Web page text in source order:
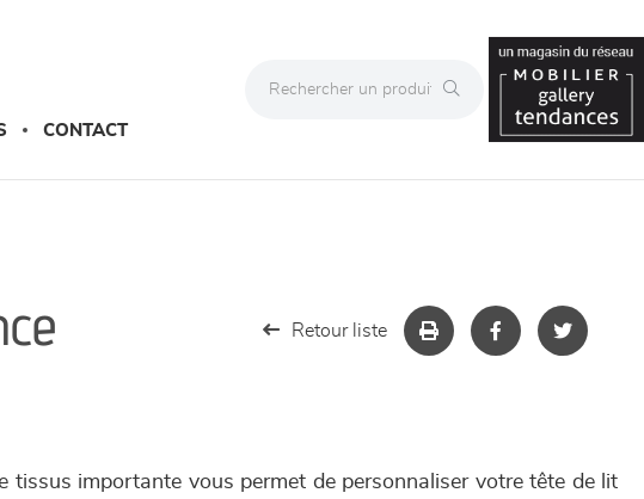
CONTACT
Retour liste
tissus importante vous permet de personnaliser votre tête de lit